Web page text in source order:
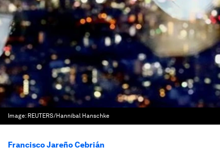
Image: REUTERS/Hannibal Hanschke
Francisco Jareño Cebrián